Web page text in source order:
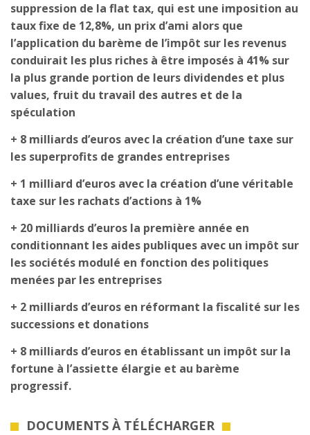
suppression de la flat tax, qui est une imposition au
taux fixe de 12,8%, un prix d’ami alors que
l’application du barème de l’impôt sur les revenus
conduirait les plus riches à être imposés à 41% sur
la plus grande portion de leurs dividendes et plus
values, fruit du travail des autres et de la
spéculation
+ 8 milliards d’euros avec la création d’une taxe sur
les superprofits de grandes entreprises
+ 1 milliard d’euros avec la création d’une véritable
taxe sur les rachats d’actions à 1%
+ 20 milliards d’euros la première année en
conditionnant les aides publiques avec un impôt sur
les sociétés modulé en fonction des politiques
menées par les entreprises
+ 2 milliards d’euros en réformant la fiscalité sur les
successions et donations
+ 8 milliards d’euros en établissant un impôt sur la
fortune à l’assiette élargie et au barème
progressif.
DOCUMENTS À TÉLÉCHARGER